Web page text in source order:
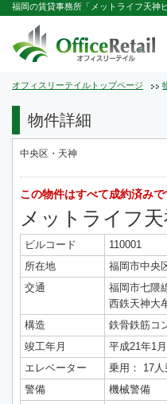
福岡の賃貸事務所「メットライフ天神
オフィスリーテイルトップページ
物件詳細
中央区・天神
この物件はすべて成約済みで
メットライフ
ビルコード
110001
所在地
福岡市中央
交通
福岡市七隈
西鉄天神大
構造
鉄骨鉄筋コ
竣工年月
平成21年1月
エレベーター
乗用： 17
警備
機械警備